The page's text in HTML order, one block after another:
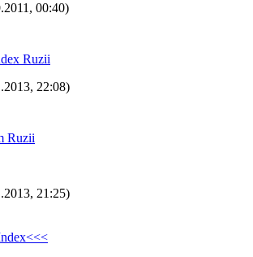
00:40)
Ruzii
22:08)
Ruzii
21:25)